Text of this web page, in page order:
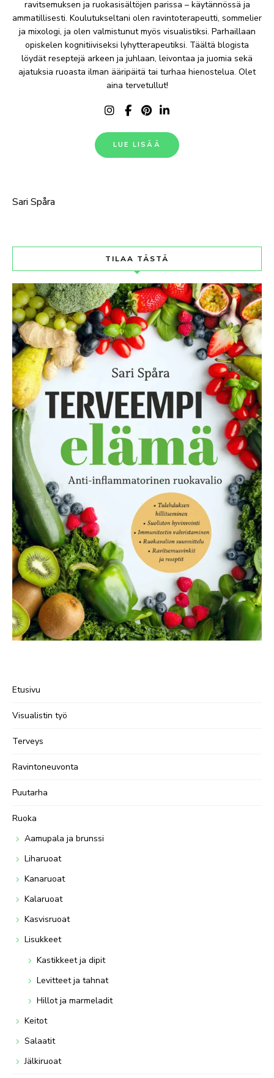
ravitsemuksen ja ruokasisältöjen parissa – käytännössä ja
ammatillisesti. Koulutukseltani olen ravintoterapeutti, sommelier
ja mixologi, ja olen valmistunut myös visualistiksi. Parhaillaan
opiskelen kognitiiviseksi lyhytterapeutiksi. Täältä blogista
löydät reseptejä arkeen ja juhlaan, leivontaa ja juomia sekä
ajatuksia ruoasta ilman ääripäitä tai turhaa hienostelua. Olet
aina tervetullut!
LUE LISÄÄ
Sari Spåra
TILAA TÄSTÄ
Etusivu
Visualistin työ
Terveys
Ravintoneuvonta
Puutarha
Ruoka
Aamupala ja brunssi
Liharuoat
Kanaruoat
Kalaruoat
Kasvisruoat
Lisukkeet
Kastikkeet ja dipit
Levitteet ja tahnat
Hillot ja marmeladit
Keitot
Salaatit
Jälkiruoat